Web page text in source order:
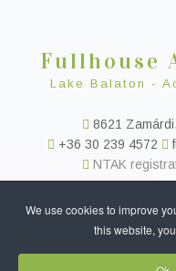
Fullhouse
Lake Balaton -
8621
+36 30 239 4572
NTAK
FULLROOM -
INFORMATION
We use cookies to improve
this website,